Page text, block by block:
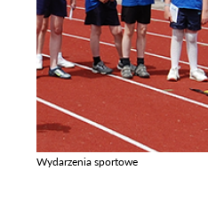
Wydarzenia sportowe